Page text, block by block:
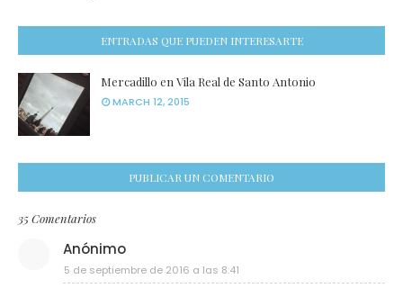
ENTRADAS QUE PUEDEN INTERESARTE
Mercadillo en Vila Real de Santo Antonio
MARCH 12, 2015
PUBLICAR UN COMENTARIO
35 Comentarios
Anónimo
5 de septiembre de 2016 a las 8:41